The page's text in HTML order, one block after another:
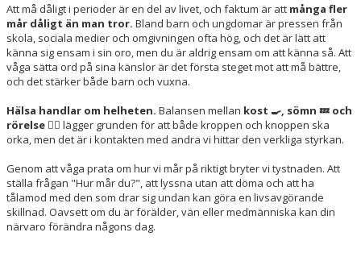
KLUBBSHOP
MENTAL HÄLSA
LÄNKAR
NYHETER
Att må dåligt i perioder är en del av livet, och faktum är att många fler
mår dåligt än man tror. Bland barn och ungdomar är pressen från
skola, sociala medier och omgivningen ofta hög, och det är lätt att
känna sig ensam i sin oro, men du är aldrig ensam om att känna så. Att
våga sätta ord på sina känslor är det första steget mot att må bättre,
och det stärker både barn och vuxna.
Hälsa handlar om helheten. Balansen mellan kost 🍳, sömn 💤 och
rörelse 🏃‍♂️ lägger grunden för att både kroppen och knoppen ska
orka, men det är i kontakten med andra vi hittar den verkliga styrkan.
Genom att våga prata om hur vi mår på riktigt bryter vi tystnaden. Att
ställa frågan "Hur mår du?", att lyssna utan att döma och att ha
tålamod med den som drar sig undan kan göra en livsavgörande
skillnad. Oavsett om du är förälder, vän eller medmänniska kan din
närvaro förändra någons dag.